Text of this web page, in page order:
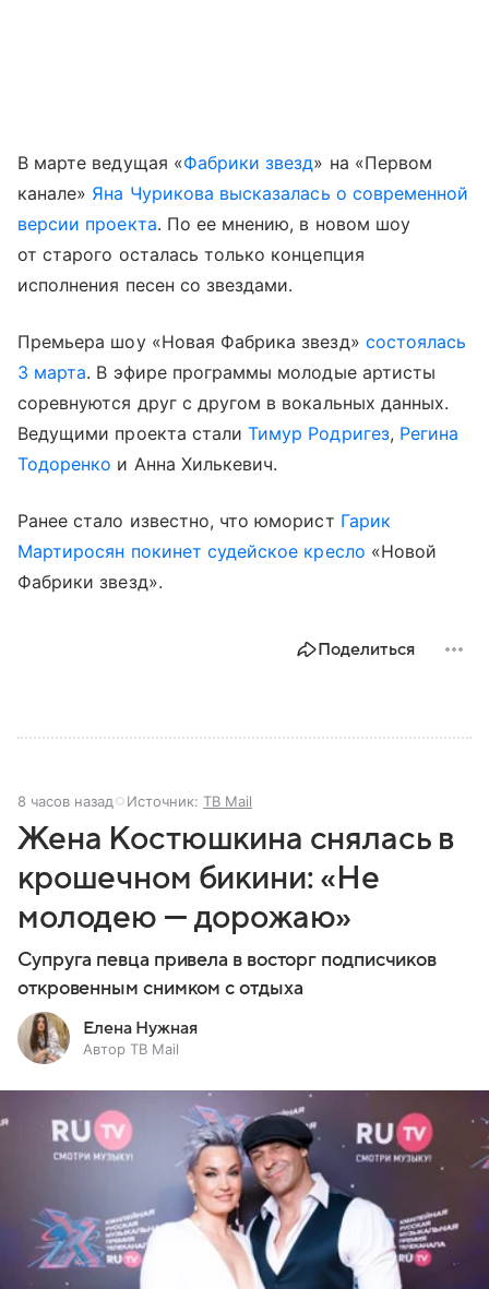
В марте ведущая «Фабрики звезд» на «Первом
канале» Яна Чурикова высказалась о современной
версии проекта. По ее мнению, в новом шоу
от старого осталась только концепция
исполнения песен со звездами.
Премьера шоу «Новая Фабрика звезд» состоялась
3 марта. В эфире программы молодые артисты
соревнуются друг с другом в вокальных данных.
Ведущими проекта сталиТимур Родригез, Регина
Тодоренко и Анна Хилькевич.
Ранее стало известно, что юморист Гарик
Мартиросян покинет судейское кресло «Новой
Фабрики звезд».
Поделиться
8 часов назад Источник: ТВ Mail
Жена Костюшкина снялась в
крошечном бикини: «Не
молодею — дорожаю»
Супруга певца привела в восторг подписчиков
откровенным снимком с отдыха
Елена Нужная
Автор ТВ Mail